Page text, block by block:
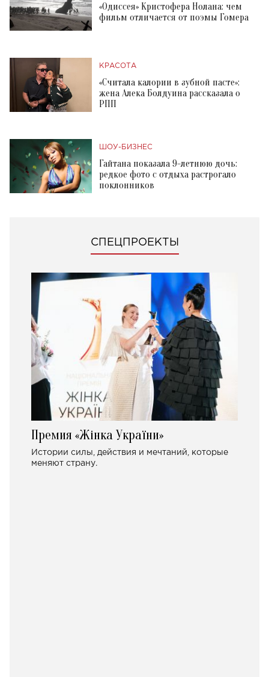
«Одиссея» Кристофера Нолана: чем
фильм отличается от поэмы Гомера
КРАСОТА
«Считала калории в зубной пасте»:
жена Алека Болдуина рассказала о
РПП
ШОУ-БИЗНЕС
Гайтана показала 9-летнюю дочь:
редкое фото с отдыха растрогало
поклонников
СПЕЦПРОЕКТЫ
Премия «Жінка України»
Истории силы, действия и мечтаний, которые
меняют страну.